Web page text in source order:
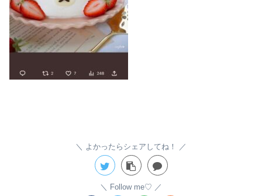
よかったらシェアしてね！
Follow me♡